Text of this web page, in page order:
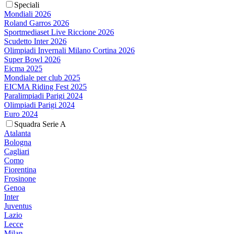
Speciali
Mondiali 2026
Roland Garros 2026
Sportmediaset Live Riccione 2026
Scudetto Inter 2026
Olimpiadi Invernali Milano Cortina 2026
Super Bowl 2026
Eicma 2025
Mondiale per club 2025
EICMA Riding Fest 2025
Paralimpiadi Parigi 2024
Olimpiadi Parigi 2024
Euro 2024
Squadra Serie A
Atalanta
Bologna
Cagliari
Como
Fiorentina
Frosinone
Genoa
Inter
Juventus
Lazio
Lecce